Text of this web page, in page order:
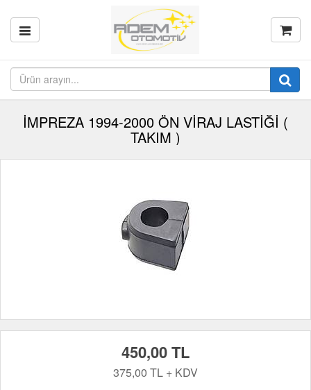
İMPREZA 1994-2000 ÖN VİRAJ LASTİĞİ (
TAKIM )
450,00 TL
375,00 TL + KDV